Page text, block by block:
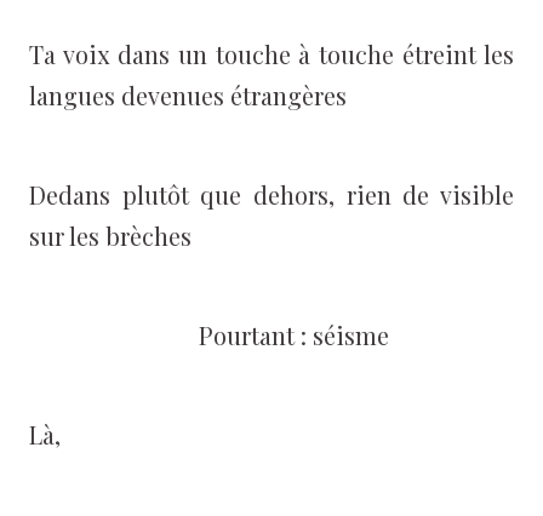
Ta voix dans un touche à touche étreint les
langues devenues étrangères
Dedans plutôt que dehors, rien de visible
sur les brèches
Pourtant : séisme
Là,